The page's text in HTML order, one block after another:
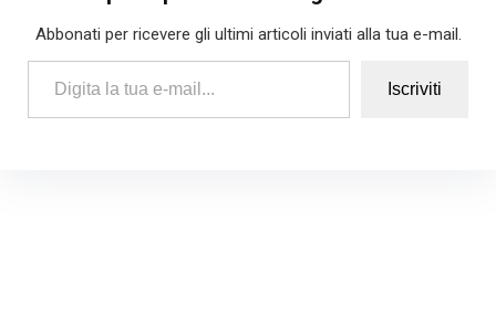
Abbonati per ricevere gli ultimi articoli inviati alla tua e-mail.
Digita la tua e-mail...
Iscriviti